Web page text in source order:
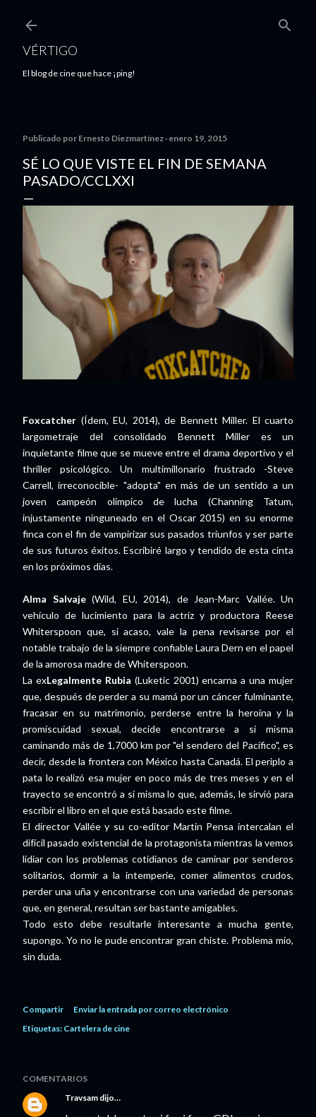
VÉRTIGO
El blog de cine que hace ¡ping!
Publicado por Ernesto Diezmartínez enero 19, 2015
SÉ LO QUE VISTE EL FIN DE SEMANA
PASADO/CCLXXI
Foxcatcher (Ídem, EU, 2014), de Bennett Miller. El cuarto
largometraje del consolidado Bennett Miller es un
inquietante filme que se mueve entre el drama deportivo y el
thriller psicológico. Un multimillonario frustrado -Steve
Carrell, irreconocible- "adopta" en más de un sentido a un
joven campeón olímpico de lucha (Channing Tatum,
injustamente ninguneado en el Oscar 2015) en su enorme
finca con el fin de vampirizar sus pasados triunfos y ser parte
de sus futuros éxitos. Escribiré largo y tendido de esta cinta
en los próximos días.
Alma Salvaje(Wild, EU, 2014), de Jean-Marc Vallée. Un
vehículo de lucimiento para la actriz y productora Reese
Whiterspoon que, si acaso, vale la pena revisarse por el
notable trabajo de la siempre confiable Laura Dern en el papel
de la amorosa madre de Whiterspoon.
La exLegalmente Rubia (Luketic 2001) encarna a una mujer
que, después de perder a su mamá por un cáncer fulminante,
fracasar en su matrimonio, perderse entre la heroína y la
promiscuidad sexual, decide encontrarse a sí misma
caminando más de 1,7000 km por "el sendero del Pacífico", es
decir, desde la frontera con México hasta Canadá. El periplo a
pata lo realizó esa mujer en poco más de tres meses y en el
trayecto se encontró a sí misma lo que, además, le sirvió para
escribir el libro en el que está basado este filme.
El director Vallée y su co-editor Martin Pensa intercalan el
difícil pasado existencial de la protagonista mientras la vemos
lidiar con los problemas cotidianos de caminar por senderos
solitarios, dormir a la intemperie, comer alimentos crudos,
perder una uña y encontrarse con una variedad de personas
que, en general, resultan ser bastante amigables.
Todo esto debe resultarle interesante a mucha gente,
supongo. Yo no le pude encontrar gran chiste. Problema mío,
sin duda.
Compartir
Enviar la entrada por correo electrónico
Etiquetas: Cartelera de cine
COMENTARIOS
Travsam dijo…